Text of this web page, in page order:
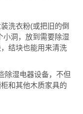
洗衣粉(或把旧的倒
小洞，放到需要除湿
结块也能用来清洗
除湿电器设备，不但
和其他木质家具的